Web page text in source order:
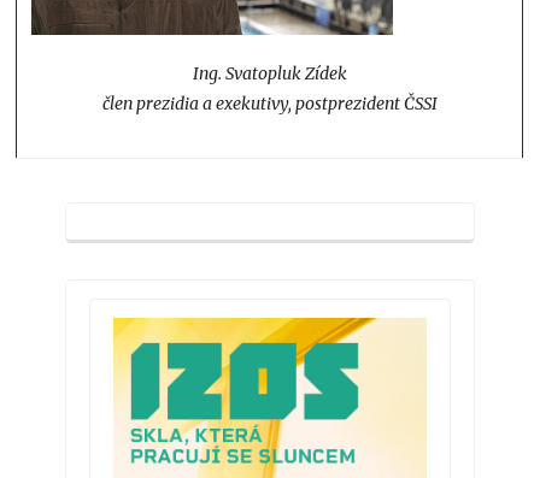
Ing. Svatopluk Zídek
člen prezidia a exekutivy, postprezident ČSSI